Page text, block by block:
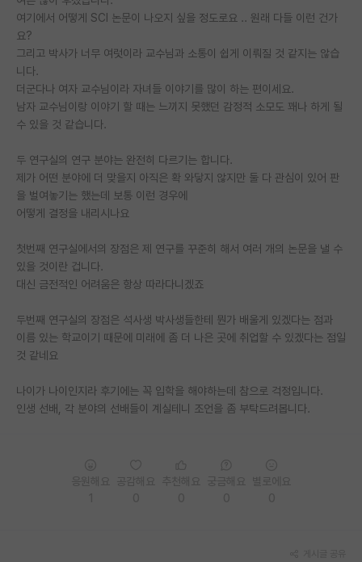
특수/전문대학원 게시판
반도체/AI 게시판
장학금/장학생 게시판
학술 정보 게시판
커리어
유학교육
이벤트
반도체 아카데미
여기에서 어떻게 SCI 논문이 나오지 싶을 정도로요 .. 원래 다들 이런 건가
요?
그리고 박사가 너무 여럿이라 교수님과 소통이 쉽게 이뤄질 것 같지는 않습
니다.
더군다나 여자 교수님이라 자녀들 이야기를 많이 하는 편이세요.
남자 교수님이랑 이야기 할 때는 느끼지 못했던 감정적 소모도 꽤나 하게 될
수 있을 것 같습니다.
두 연구실의 연구 분야는 완전히 다르기는 합니다.
제가 어떤 분야에 더 맞을지 아직은 확 와닿지 않지만 둘 다 관심이 있어 판
을 벌여놓기는 했는데 보통 이런 경우에
어떻게 결정을 내리시나요
첫번째 연구실에서의 장점은 제 연구를 꾸준히 해서 여러 개의 논문을 낼 수
있을 것이란 겁니다.
대신 금전적인 어려움은 항상 따라다니겠죠
두번째 연구실의 장점은 석사생 박사생들한테 뭔가 배울게 있겠다는 점과
이름 있는 학교이기 때문에 미래에 좀 더 나은 곳에 취업할 수 있겠다는 점일
것 같네요
나이가 나이인지라 후기에는 꼭 입학을 해야하는데 참으로 걱정입니다.
인생 선배, 각 분야의 선배들이 계실테니 조언을 좀 부탁드려봅니다.